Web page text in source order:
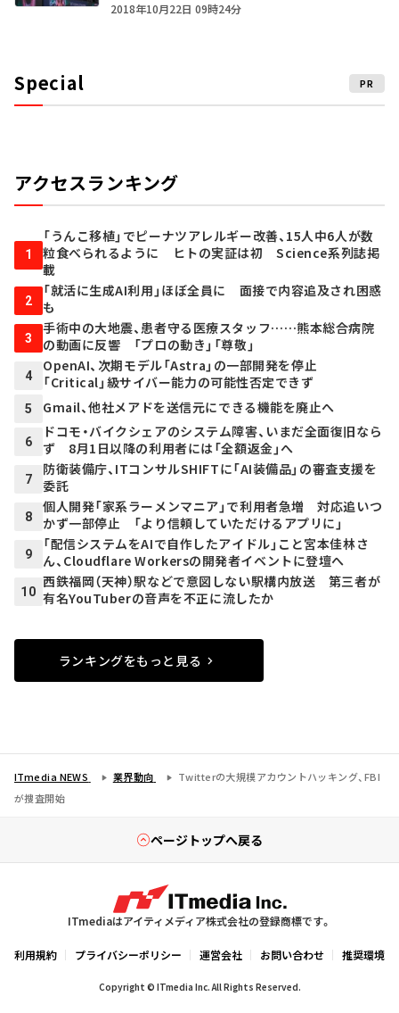
2018年10月22日 09時24分
Special PR
アクセスランキング
1
「うんこ移植」でピーナツアレルギー改善、15人中6人が数
粒食べられるように ヒトの実証は初 Science系列誌掲
載
2
「就活に生成AI利用」ほぼ全員に 面接で内容追及され困惑
も
3
手術中の大地震、患者守る医療スタッフ……熊本総合病院
の動画に反響 「プロの動き」「尊敬」
4
OpenAI、次期モデル「Astra」の一部開発を停止
「Critical」級サイバー能力の可能性否定できず
5 Gmail、他社メアドを送信元にできる機能を廃止へ
6
ドコモ・バイクシェアのシステム障害、いまだ全面復旧なら
ず 8月1日以降の利用者には「全額返金」へ
7
防衛装備庁、ITコンサルSHIFTに「AI装備品」の審査支援を
委託
8
個人開発「家系ラーメンマニア」で利用者急増 対応追いつ
かず一部停止 「より信頼していただけるアプリに」
9
「配信システムをAIで自作したアイドル」こと宮本佳林さ
ん、Cloudflare Workersの開発者イベントに登壇へ
10
西鉄福岡（天神）駅などで意図しない駅構内放送 第三者が
有名YouTuberの音声を不正に流したか
ランキングをもっと見る
ITmedia NEWS 業界動向
Twitterの大規模アカウントハッキング、FBI
が捜査開始
ページトップへ戻る
ITmediaはアイティメディア株式会社の登録商標です。
利用規約 プライバシーポリシー 運営会社 お問い合わせ 推奨環境
Copyright © ITmedia Inc. All Rights Reserved.